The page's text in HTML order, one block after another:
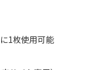
1枚使用可能